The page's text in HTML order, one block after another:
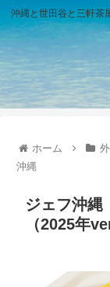
沖縄と世田谷と三軒茶
ホーム
沖縄
ジェフ沖縄
（2025年